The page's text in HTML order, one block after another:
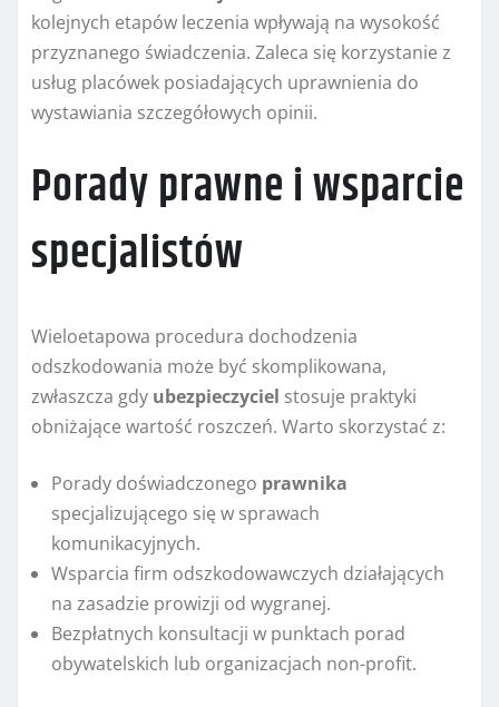
kolejnych etapów leczenia wpływają na wysokość
przyznanego świadczenia. Zaleca się korzystanie z
usług placówek posiadających uprawnienia do
wystawiania szczegółowych opinii.
Porady prawne i wsparcie
specjalistów
Wieloetapowa procedura dochodzenia
odszkodowania może być skomplikowana,
zwłaszcza gdy ubezpieczyciel stosuje praktyki
obniżające wartość roszczeń. Warto skorzystać z:
Porady doświadczonego prawnika
specjalizującego się w sprawach
komunikacyjnych.
Wsparcia firm odszkodowawczych działających
na zasadzie prowizji od wygranej.
Bezpłatnych konsultacji w punktach porad
obywatelskich lub organizacjach non-profit.